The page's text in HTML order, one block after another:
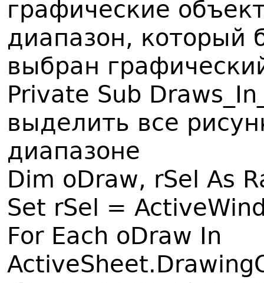
графические
диапазон, который
выбран
Private Sub
выделить все
диапазоне
Dim oDraw, rSel As
Set rSel =
For Each oDraw In